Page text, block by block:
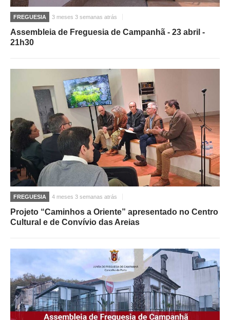
FREGUESIA 3 meses 3 semanas atrás
Assembleia de Freguesia de Campanhã - 23 abril -
21h30
FREGUESIA 4 meses 3 semanas atrás
Projeto “Caminhos a Oriente” apresentado no Centro
Cultural e de Convívio das Areias